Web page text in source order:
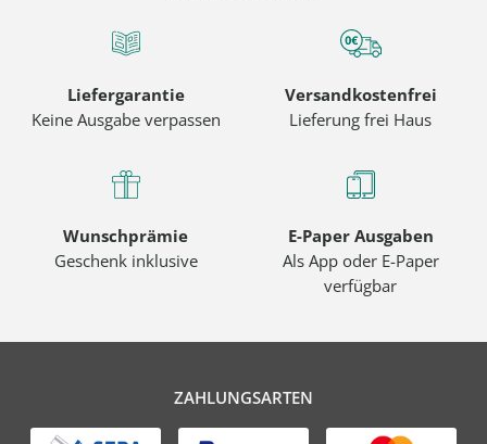
Liefergarantie
Keine Ausgabe verpassen
Versandkostenfrei
Lieferung frei Haus
Wunschprämie
Geschenk inklusive
E-Paper Ausgaben
Als App oder E-Paper
verfügbar
ZAHLUNGSARTEN